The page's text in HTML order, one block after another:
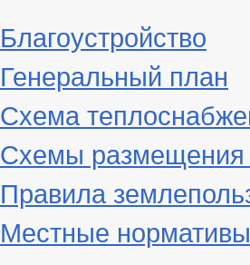
Благоустройство
Генеральный план
Схема
Схемы размещения
Правила
Местные нормативы